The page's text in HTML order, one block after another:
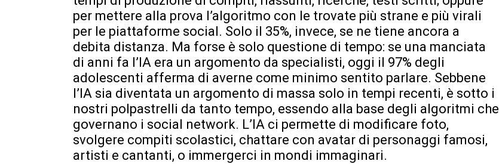
per mettere alla prova l’algoritmo con le trovate più strane e più virali
per le piattaforme social. Solo il 35%, invece, se ne tiene ancora a
debita distanza. Ma forse è solo questione di tempo: se una manciata
di anni fa l’IA era un argomento da specialisti, oggi il 97% degli
adolescenti afferma di averne come minimo sentito parlare. Sebbene
l’IA sia diventata un argomento di massa solo in tempi recenti, è sotto i
nostri polpastrelli da tanto tempo, essendo alla base degli algoritmi che
governano i social network. L’IA ci permette di modificare foto,
svolgere compiti scolastici, chattare con avatar di personaggi famosi,
artisti e cantanti, o immergerci in mondi immaginari.